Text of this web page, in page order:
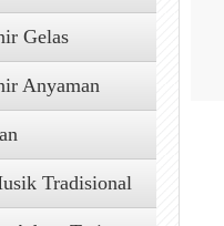
Gelas
Anyaman
Tradisional